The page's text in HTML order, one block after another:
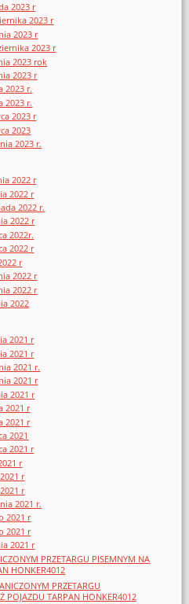
2023 r
2023 r
2023 r
2023 r
2023 rok
2023 r
2023 r.
2023 r.
2023 r
2023
2023 r.
2022 r
2022 r
2022 r.
2022 r
2022r.
2022 r
r
2022 r
2022 r
2022
2021 r
2021 r
2021 r.
2021 r
2021 r
2021 r
2021 r
2021
2021 r
r
r
r
2021 r.
2021 r
2021 r
2021 r
PRZETARGU PISEMNYM NA
HONKER4012
PRZETARGU
POJAZDU TARPAN HONKER4012